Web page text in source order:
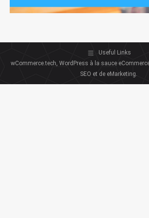
Useful Links
wCommerce.tech, WordPress à la sauce
SEO et de eMarketing.